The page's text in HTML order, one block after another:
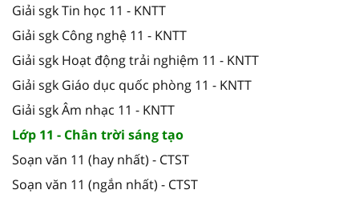
Giải sgk Tin học 11 - KNTT
Giải sgk Công nghệ 11 - KNTT
Giải sgk Hoạt động trải nghiệm 11 - KNTT
Giải sgk Giáo dục quốc phòng 11 - KNTT
Giải sgk Âm nhạc 11 - KNTT
Lớp 11 - Chân trời sáng tạo
Soạn văn 11 (hay nhất) - CTST
Soạn văn 11 (ngắn nhất) - CTST